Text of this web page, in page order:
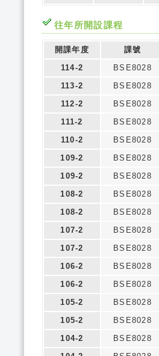
往年所開設課程
開課年度 課號
114-2
BSE8028
113-2
BSE8028
112-2
BSE8028
111-2
BSE8028
110-2
BSE8028
109-2
BSE8028
109-2
BSE8028
108-2
BSE8028
108-2
BSE8028
107-2
BSE8028
107-2
BSE8028
106-2
BSE8028
106-2
BSE8028
105-2
BSE8028
105-2
BSE8028
104-2
BSE8028